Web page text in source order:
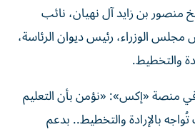
منصور بن زايد آل نهيان، نائب
الوزراء، رئيس ديوان الرئاسة،
والتخطيط.
منصة «إكس»: «نؤمن بأن التعليم
بالإرادة والتخطيط.. بدعم